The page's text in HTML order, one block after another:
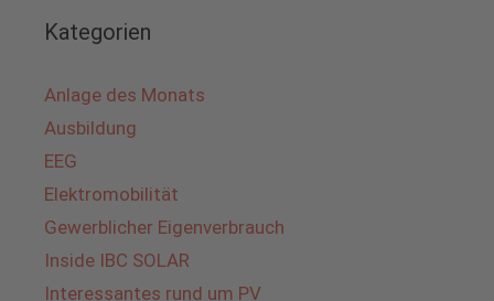
Kategorien
Anlage des Monats
Ausbildung
EEG
Elektromobilität
Gewerblicher Eigenverbrauch
Inside IBC SOLAR
Interessantes rund um PV